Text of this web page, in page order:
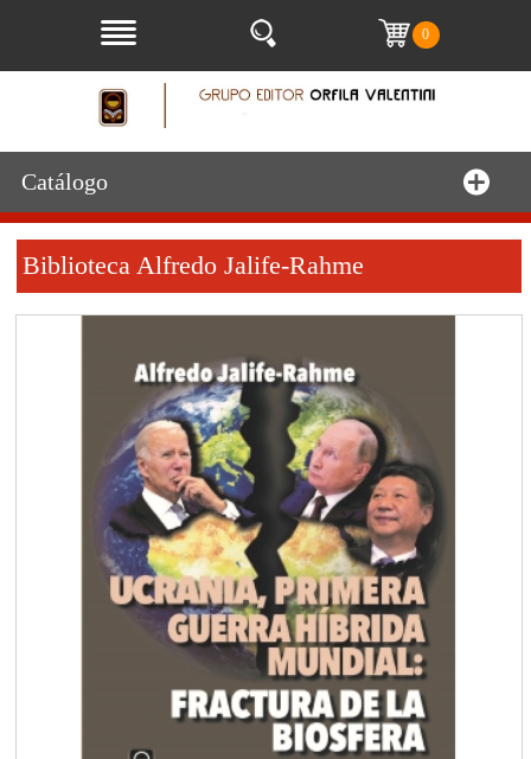
0
Catálogo
Biblioteca Alfredo Jalife-Rahme